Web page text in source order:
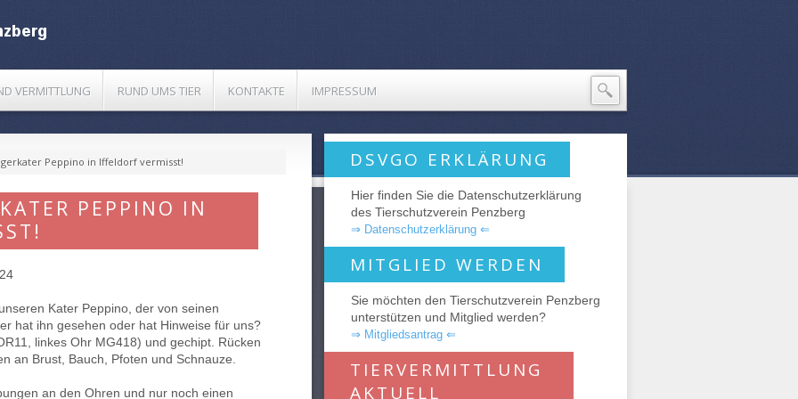
VERMITTLUNG RUND UMS TIER KONTAKTE IMPRESSUM
Peppino in Iffeldorf vermisst!
PEPPINO IN I
Kater Peppino, der von seinen
hat ihn gesehen oder hat Hinweise für uns?
linkes Ohr MG418) und gechipt. Rücken
an Brust, Bauch, Pfoten und Schnauze.
an den Ohren und nur noch einen
DSVGO ERKLÄRUNG
Hier finden Sie die Datenschutzerklärung
des Tierschutzverein Penzberg
⇒ Datenschutzerklärung ⇐
MITGLIED WERDEN
Sie möchten den Tierschutzverein Penzberg
unterstützen und Mitglied werden?
⇒ Mitgliedsantrag ⇐
TIERVERMITTLUNG
AKTUELL